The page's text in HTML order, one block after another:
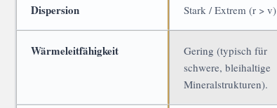
Dispersion Stark / Extrem (r > v)
Wärmeleitfähigkeit
Gering (typisch für
schwere, bleihaltige
Mineralstrukturen).